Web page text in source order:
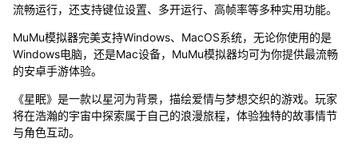
流畅运行，还支持键位设置、多开运行、高帧率等多种实用功能。
MuMu模拟器完美支持Windows、MacOS系统，无论你使用的是
Windows电脑，还是Mac设备，MuMu模拟器均可为你提供最流畅
的安卓手游体验。
《星眠》是一款以星河为背景，描绘爱情与梦想交织的游戏。玩家
将在浩瀚的宇宙中探索属于自己的浪漫旅程，体验独特的故事情节
与角色互动。